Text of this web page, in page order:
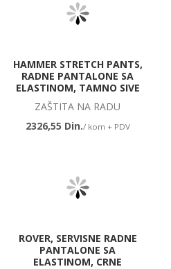
HAMMER STRETCH PANTS,
RADNE PANTALONE SA
ELASTINOM, TAMNO SIVE
ZAŠTITA NA RADU
2326,55 Din./ kom + PDV
ROVER, SERVISNE RADNE
PANTALONE SA
ELASTINOM, CRNE